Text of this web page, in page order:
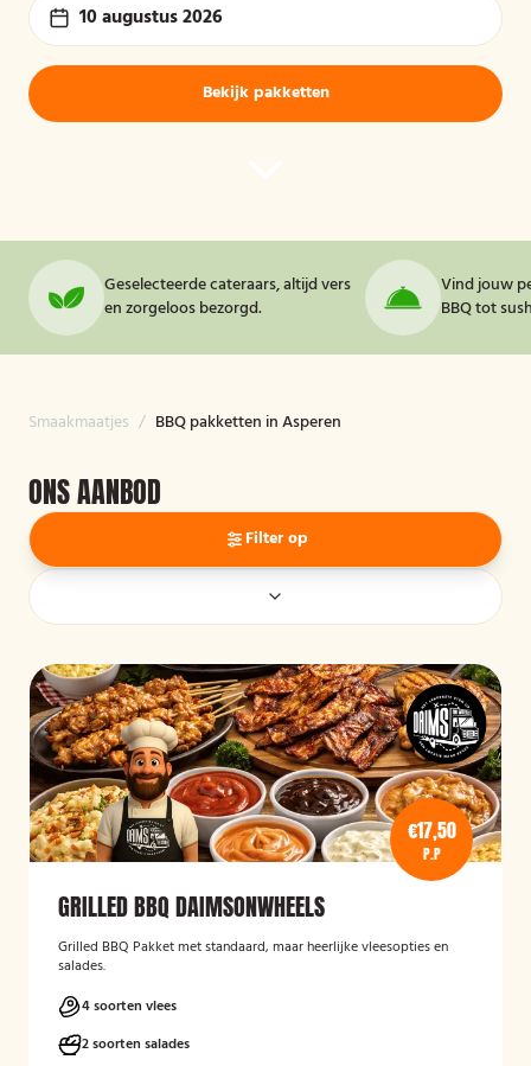
10 augustus 2026
Bekijk pakketten
Geselecteerde cateraars, altijd vers
en zorgeloos bezorgd.
Vind jouw
BBQ tot
Smaakmaatjes / BBQ pakketten in Asperen
ONS AANBOD
Filter op
€17,50
P.P
GRILLED BBQ DAIMSONWHEELS
Grilled BBQ Pakket met standaard, maar heerlijke vleesopties en
salades.
4 soorten vlees
2 soorten salades